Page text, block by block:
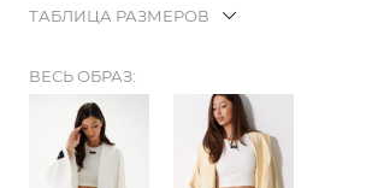
ТАБЛИЦА РАЗМЕРОВ
ВЕСЬ ОБРАЗ: